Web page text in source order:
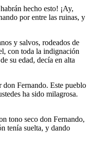
hecho esto! ¡Ay,
por entre las ruinas, y
y salvos, rodeados de
con toda la indignación
su edad, decía en alta
Fernando. Este pueblo
ha sido milagrosa.
tono seco don Fernando,
tenía suelta, y dando